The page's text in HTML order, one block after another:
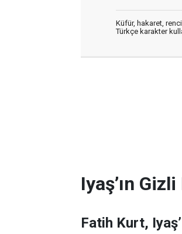
Küfür, hakaret,
Türkçe karakter
Iyaş’ın
Fatih Kurt,